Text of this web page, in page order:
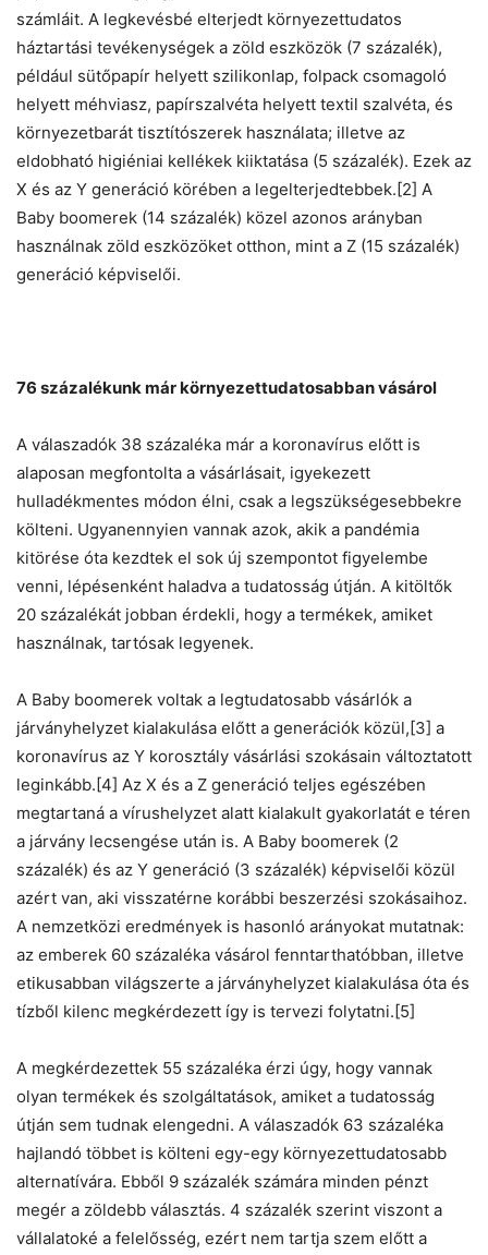
számláit. A legkevésbé elterjedt környezettudatos
háztartási tevékenységek a zöld eszközök (7 százalék),
például sütőpapír helyett szilikonlap, folpack csomagoló
helyett méhviasz, papírszalvéta helyett textil szalvéta, és
környezetbarát tisztítószerek használata; illetve az
eldobható higiéniai kellékek kiiktatása (5 százalék). Ezek az
X és az Y generáció körében a legelterjedtebbek.[2] A
Baby boomerek (14 százalék) közel azonos arányban
használnak zöld eszközöket otthon, mint a Z (15 százalék)
generáció képviselői.
76 százalékunk már környezettudatosabban vásárol
A válaszadók 38 százaléka már a koronavírus előtt is
alaposan megfontolta a vásárlásait, igyekezett
hulladékmentes módon élni, csak a legszükségesebbekre
költeni. Ugyanennyien vannak azok, akik a pandémia
kitörése óta kezdtek el sok új szempontot figyelembe
venni, lépésenként haladva a tudatosság útján. A kitöltők
20 százalékát jobban érdekli, hogy a termékek, amiket
használnak, tartósak legyenek.
A Baby boomerek voltak a legtudatosabb vásárlók a
járványhelyzet kialakulása előtt a generációk közül,[3] a
koronavírus az Y korosztály vásárlási szokásain változtatott
leginkább.[4] Az X és a Z generáció teljes egészében
megtartaná a vírushelyzet alatt kialakult gyakorlatát e téren
a járvány lecsengése után is. A Baby boomerek (2
százalék) és az Y generáció (3 százalék) képviselői közül
azért van, aki visszatérne korábbi beszerzési szokásaihoz.
A nemzetközi eredmények is hasonló arányokat mutatnak:
az emberek 60 százaléka vásárol fenntarthatóbban, illetve
etikusabban világszerte a járványhelyzet kialakulása óta és
tízből kilenc megkérdezett így is tervezi folytatni.[5]
A megkérdezettek 55 százaléka érzi úgy, hogy vannak
olyan termékek és szolgáltatások, amiket a tudatosság
útján sem tudnak elengedni. A válaszadók 63 százaléka
hajlandó többet is költeni egy-egy környezettudatosabb
alternatívára. Ebből 9 százalék számára minden pénzt
megér a zöldebb választás. 4 százalék szerint viszont a
vállalatoké a felelősség, ezért nem tartja szem előtt a